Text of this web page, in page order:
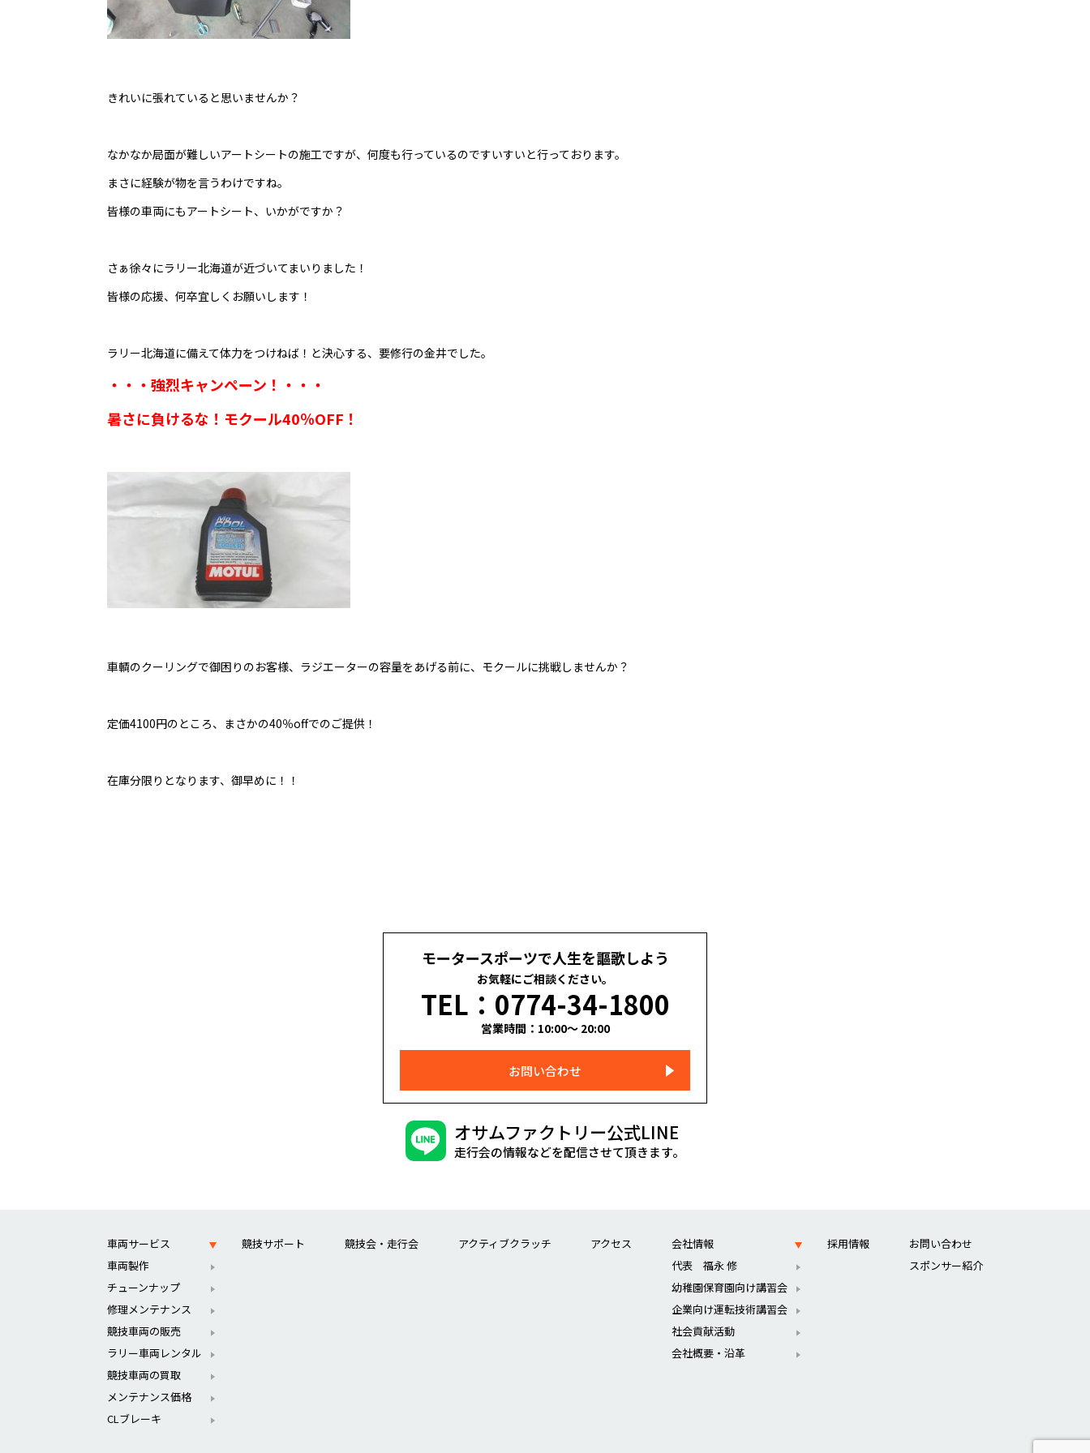
きれいに張れていると思いませんか？
なかなか局面が難しいアートシートの施工ですが、何度も行っているのですいすいと行っております。
まさに経験が物を言うわけですね。
皆様の車両にもアートシート、いかがですか？
さぁ徐々にラリー北海道が近づいてまいりました！
皆様の応援、何卒宜しくお願いします！
ラリー北海道に備えて体力をつけねば！と決心する、要修行の金井でした。
・・・強烈キャンペーン！・・・
暑さに負けるな！モクール40％OFF！
車輌のクーリングで御困りのお客様、ラジエーターの容量をあげる前に、モクールに挑戦しませんか？
定価4100円のところ、まさかの40％offでのご提供！
在庫分限りとなります、御早めに！！
モータースポーツで人生を謳歌しよう
お気軽にご相談ください。
TEL：0774-34-1800
営業時間：10:00～ 20:00
お問い合わせ
オサムファクトリー公式LINE
走行会の情報などを配信させて頂きます。
車両サービス
車両製作
チューンナップ
修理メンテナンス
競技車両の販売
ラリー車両レンタル
競技車両の買取
メンテナンス価格
CLブレーキ
競技サポート 競技会・走行会 アクティブクラッチ アクセス
会社情報
代表 福永 修
幼稚園保育園向け講習会
企業向け運転技術講習会
社会貢献活動
会社概要・沿革
採用情報
お問い合わせ
スポンサー紹介